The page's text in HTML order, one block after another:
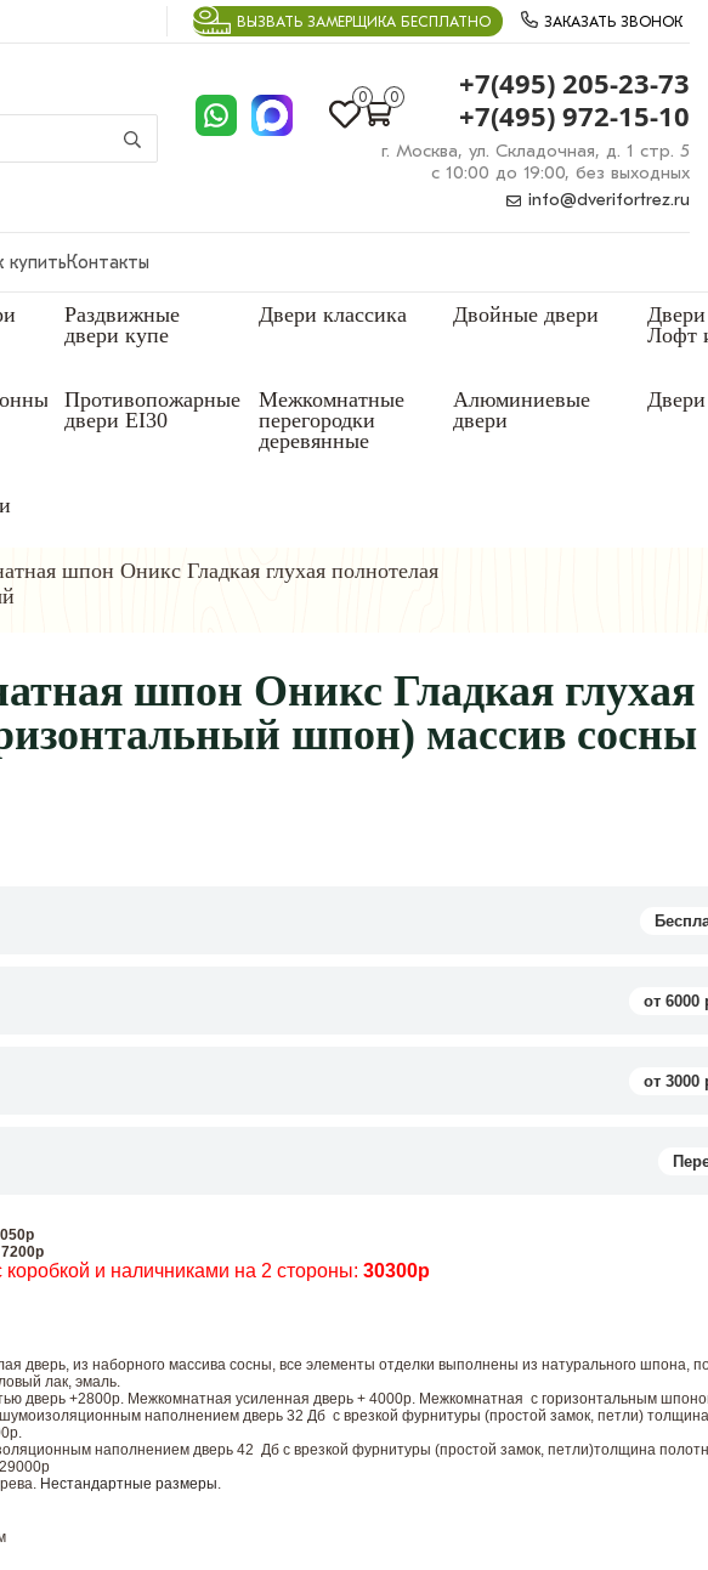
ВЫЗВАТЬ ЗАМЕРЩИКА БЕСПЛАТНО ЗАКАЗАТЬ ЗВОНОК
0 0
+7(495) 205-23-73
+7(495) 972-15-10
г. Москва, ул. Складочная, д. 1 стр. 5
с 10:00 до 19:00, без выходных
info@dverifortrez.ru
купитьКонтакты
Раздвижные
двери купе
Двери классика Двойные двери
Лофт
Противопожарные
двери EI30
Межкомнатные
перегородки
деревянные
Алюминиевые
двери
Двери
шпон Оникс Гладкая глухая полнотелая
шпон Оникс Гладкая глухая
шпон) массив сосны
от 6000
от 3000
7200р
коробкой и наличниками на 2 стороны: 30300р
дверь, из наборного массива сосны, все элементы отделки выполнены из натурального шпона,
лак, эмаль.
дверь +2800р. Межкомнатная усиленная дверь + 4000р. Межкомнатная с горизонтальным
наполнением дверь 32 Дб с врезкой фурнитуры (простой замок, петли) толщина
наполнением дверь 42 Дб с врезкой фурнитуры (простой замок, петли)толщина
Нестандартные размеры.